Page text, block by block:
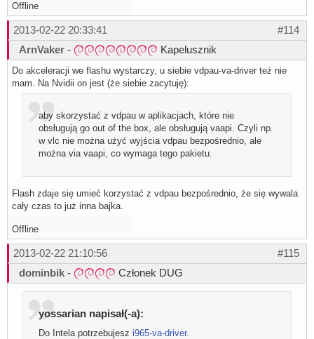
Offline
#114
2013-02-22 20:33:41
ArnVaker - Kapelusznik
Do akceleracji we flashu wystarczy, u siebie vdpau-va-driver też nie
mam. Na Nvidii on jest (że siebie zacytuję):
aby skorzystać z vdpau w aplikacjach, które nie
obsługują go out of the box, ale obsługują vaapi. Czyli np.
w vlc nie można użyć wyjścia vdpau bezpośrednio, ale
można via vaapi, co wymaga tego pakietu.
Flash zdaje się umieć korzystać z vdpau bezpośrednio, że się wywala
cały czas to już inna bajka.
Offline
#115
2013-02-22 21:10:56
dominbik - Członek DUG
yossarian napisał(-a):
Do Intela potrzebujeszi965-va-driver.